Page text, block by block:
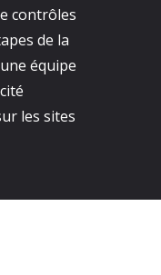
contrôles
de la
équipe
les sites